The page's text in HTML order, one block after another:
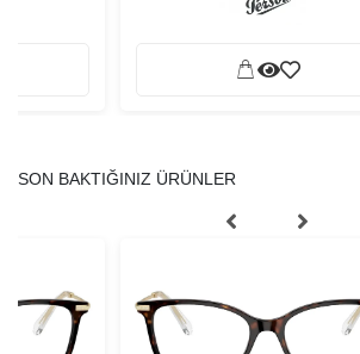
SON BAKTIĞINIZ ÜRÜNLER